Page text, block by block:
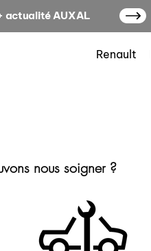
actualité AUXAL
Renault
nous soigner ?